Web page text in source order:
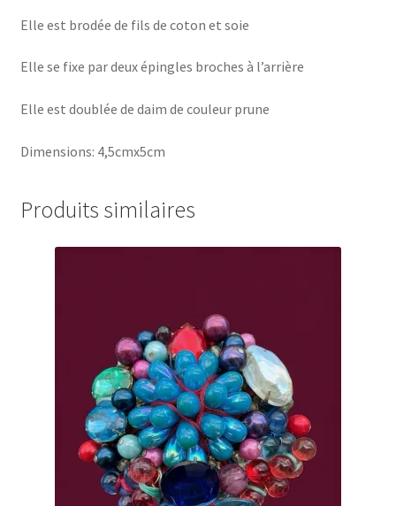
Elle est brodée de fils de coton et soie
Elle se fixe par deux épingles broches à l’arrière
Elle est doublée de daim de couleur prune
Dimensions: 4,5cmx5cm
Produits similaires